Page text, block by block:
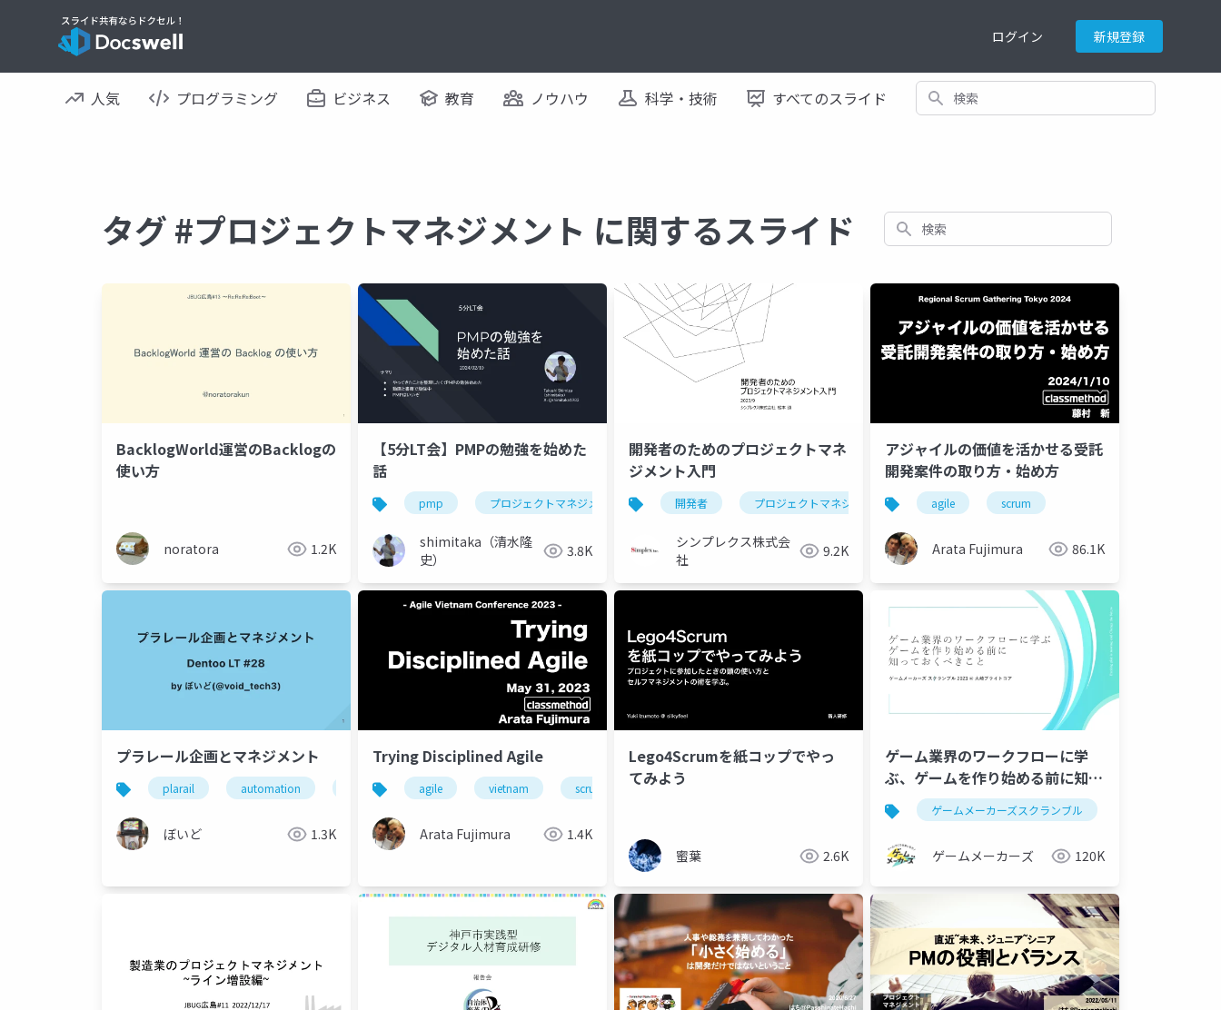
ログイン 新規登録
人気 プログラミング ビジネス 教育 ノウハウ 科学・技術 すべてのスライド 検索
タグ #プロジェクトマネジメント に関するスライド 検索
BacklogWorld運営のBacklogの
使い方
noratora 1.2K
【5分LT会】PMPの勉強を始めた
話
pmp プロジェクトマネジメント 勉強 アジャイル スクラム
shimitaka（清水隆
史）
3.8K
開発者のためのプロジェクトマネ
ジメント入門
開発者 プロジェクトマネジメント
シンプレクス株式会
社
9.2K
アジャイルの価値を活かせる受託
開発案件の取り方・始め方
agile scrum
Arata Fujimura 86.1K
プラレール企画とマネジメント
plarail automation project management skyway remote-controlled
ぼいど 1.3K
Trying Disciplined Agile
agile vietnam scrum disciplined agile
Arata Fujimura 1.4K
Lego4Scrumを紙コップでやっ
てみよう
蜜葉 2.6K
ゲーム業界のワークフローに学
ぶ、ゲームを作り始める前に知っ
ておくべきこと
ゲームメーカーズスクランブル
ゲームメーカーズ 120K